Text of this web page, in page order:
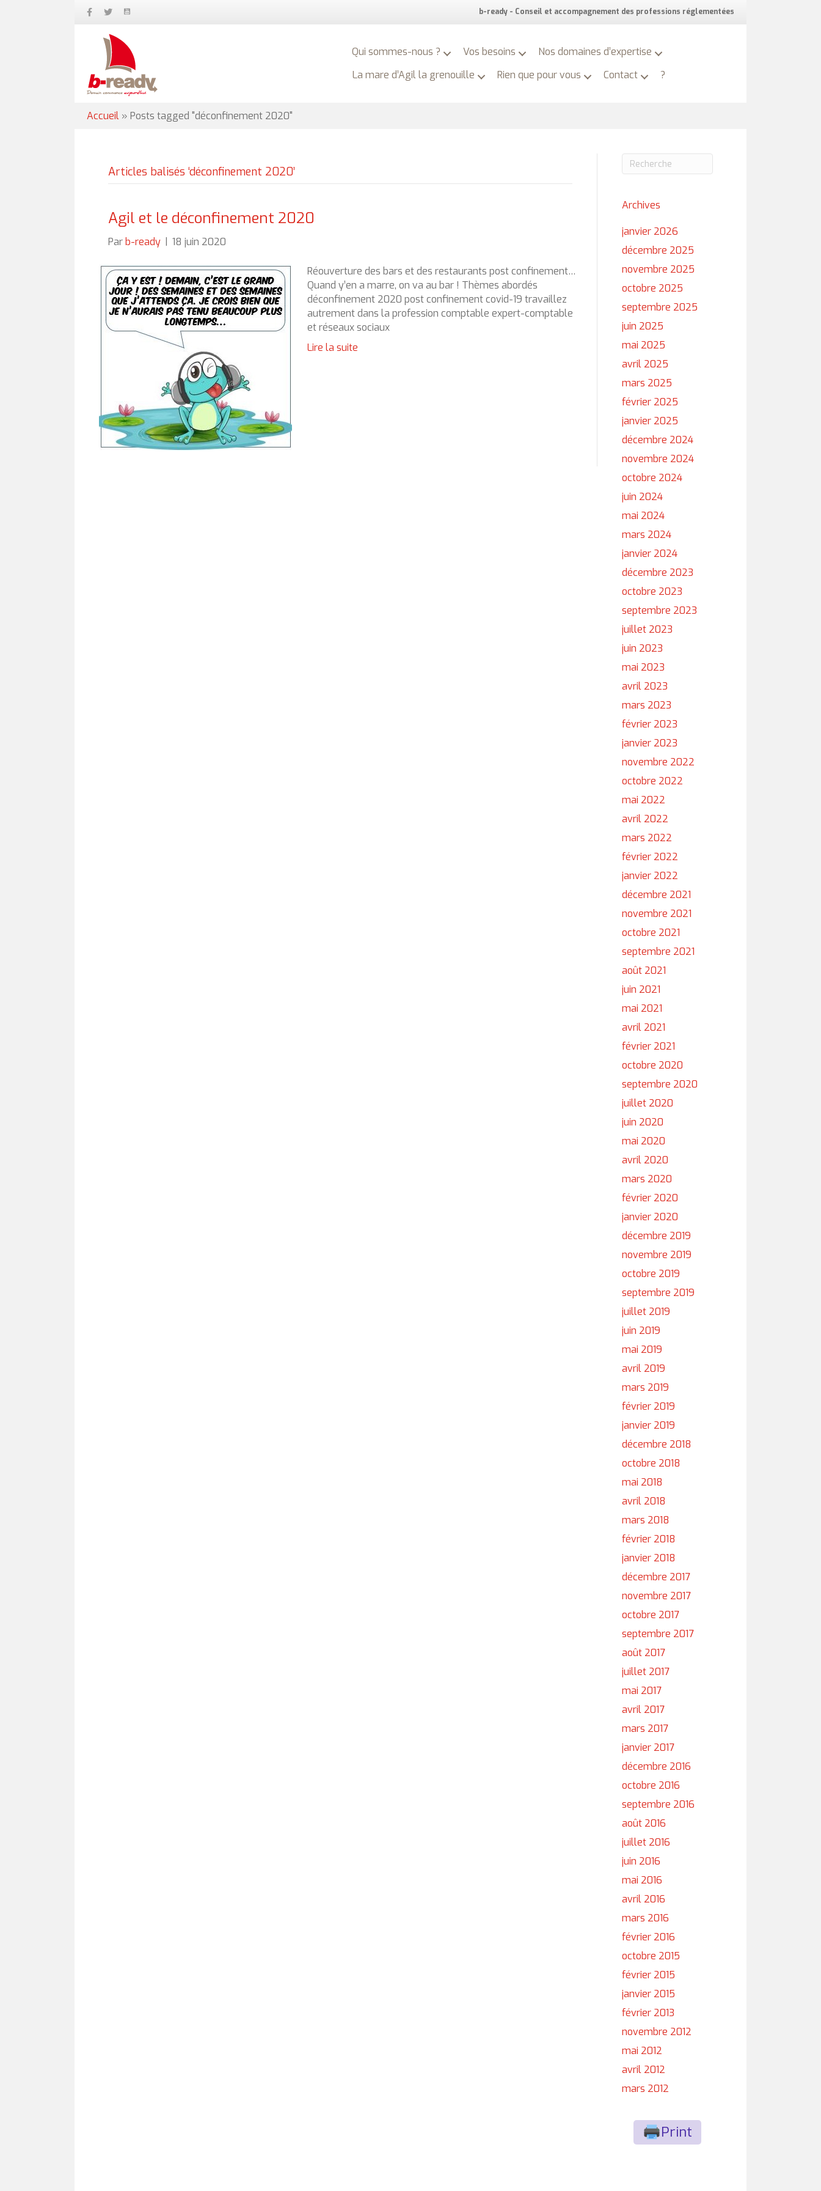
b-ready - Conseil et accompagnement des professions réglementées
Qui sommes-nous ? Vos besoins
Nos domaines d’expertise
La mare d’Agil la grenouille
Rien que pour vous Contact ?
Accueil » Posts tagged "déconfinement 2020"
Articles balisés ‘déconfinement 2020’
Agil et le déconfinement 2020
Par b-ready 18 juin 2020
Réouverture des bars et des restaurants post confinement…
Quand y’en a marre, on va au bar ! Thèmes abordés
déconfinement 2020 post confinement covid-19 travaillez
autrement dans la profession comptable expert-comptable
et réseaux sociaux
Lire la suite
Archives
janvier 2026
décembre 2025
novembre 2025
octobre 2025
septembre 2025
juin 2025
mai 2025
avril 2025
mars 2025
février 2025
janvier 2025
décembre 2024
novembre 2024
octobre 2024
juin 2024
mai 2024
mars 2024
janvier 2024
décembre 2023
octobre 2023
septembre 2023
juillet 2023
juin 2023
mai 2023
avril 2023
mars 2023
février 2023
janvier 2023
novembre 2022
octobre 2022
mai 2022
avril 2022
mars 2022
février 2022
janvier 2022
décembre 2021
novembre 2021
octobre 2021
septembre 2021
août 2021
juin 2021
mai 2021
avril 2021
février 2021
octobre 2020
septembre 2020
juillet 2020
juin 2020
mai 2020
avril 2020
mars 2020
février 2020
janvier 2020
décembre 2019
novembre 2019
octobre 2019
septembre 2019
juillet 2019
juin 2019
mai 2019
avril 2019
mars 2019
février 2019
janvier 2019
décembre 2018
octobre 2018
mai 2018
avril 2018
mars 2018
février 2018
janvier 2018
décembre 2017
novembre 2017
octobre 2017
septembre 2017
août 2017
juillet 2017
mai 2017
avril 2017
mars 2017
janvier 2017
décembre 2016
octobre 2016
septembre 2016
août 2016
juillet 2016
juin 2016
mai 2016
avril 2016
mars 2016
février 2016
octobre 2015
février 2015
janvier 2015
février 2013
novembre 2012
mai 2012
avril 2012
mars 2012
Print